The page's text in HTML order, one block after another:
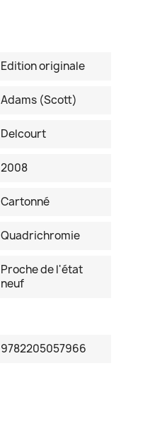
Edition originale
Adams (Scott)
Delcourt
2008
Cartonné
Quadrichromie
Proche de l'état
neuf
9782205057966